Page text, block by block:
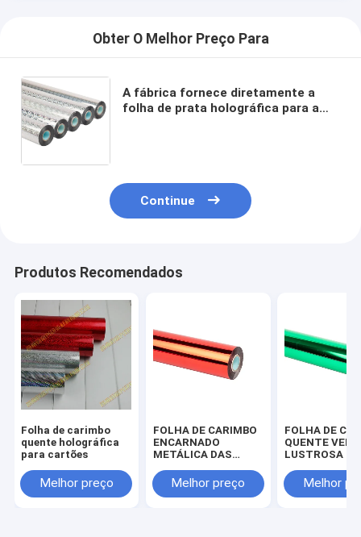
Obter O Melhor Preço Para
A fábrica fornece diretamente a
folha de prata holográfica para a
Continue
Produtos Recomendados
Folha de carimbo
quente holográfica
para cartões
Melhor preço
FOLHA DE CARIMBO
ENCARNADO
METÁLICA DAS
PARA PAPÉIS E
EMPACOTAMENTO
Melhor preço
FOLHA DE
QUENTE
LUSTROSA
PARA PAPÉIS
Melhor